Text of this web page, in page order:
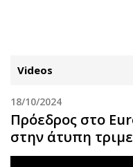
ΚΑΤΗΓΟΡΙΕΣ
Κύπρος
Videos
18/10/2024
Πρόεδρος στο
στην άτυπη